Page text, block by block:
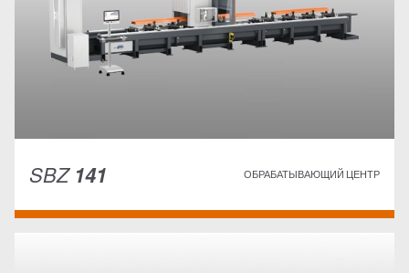
SBZ 141 ОБРАБАТЫВАЮЩИЙ ЦЕНТР